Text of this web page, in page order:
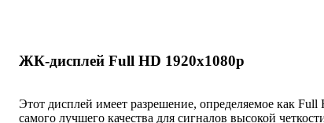
ЖК-дисплей Full HD 1920x1080р
Этот дисплей имеет разрешение, определяемое как
самого лучшего качества для сигналов высокой